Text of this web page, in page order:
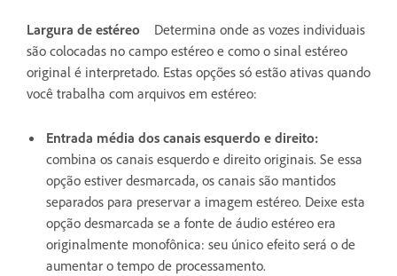
Largura de estéreo
Determina onde as vozes individuais
são colocadas no campo estéreo e como o sinal estéreo
original é interpretado. Estas opções só estão ativas quando
você trabalha com arquivos em estéreo:
Entrada média dos canais esquerdo e direito:
combina os canais esquerdo e direito originais. Se essa
opção estiver desmarcada, os canais são mantidos
separados para preservar a imagem estéreo. Deixe esta
opção desmarcada se a fonte de áudio estéreo era
originalmente monofônica: seu único efeito será o de
aumentar o tempo de processamento.